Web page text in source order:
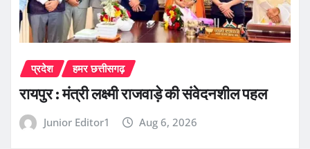
प्रदेश हमर छत्तीसगढ़
रायपुर : मंत्री लक्ष्मी राजवाड़े की संवेदनशील पहल
Junior Editor1 Aug 6, 2026